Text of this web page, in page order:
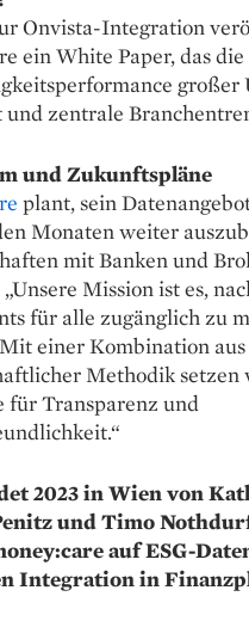
Onvista-Integration
ein White Paper, das die
großer
und zentrale
und Zukunftspläne
plant, sein
Monaten weiter
mit Banken und
Mission ist es,
für alle zugänglich zu
einer Kombination
Methodik setzen
für Transparenz und
2023 in Wien von
und Timo
auf ESG-
Integration in